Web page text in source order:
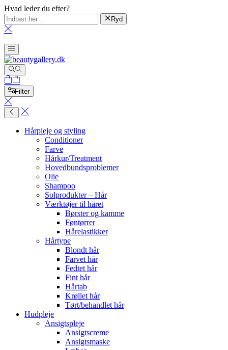
Hvad leder du efter?
Ryd
Filter
Hårpleje og styling
Conditioner
Farve
Hårkur/Treatment
Hovedbundsproblemer
Olie
Shampoo
Solprodukter – Hår
Værktøjer til håret
Børster og kamme
Føntørrer
Hårelastikker
Hårtype
Blondt hår
Farvet hår
Fedtet hår
Fint hår
Hårtab
Krøllet hår
Tørt/behandlet hår
Hudpleje
Ansigtspleje
Ansigtscreme
Ansigtsmaske